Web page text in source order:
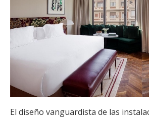
El diseño vanguardista de las